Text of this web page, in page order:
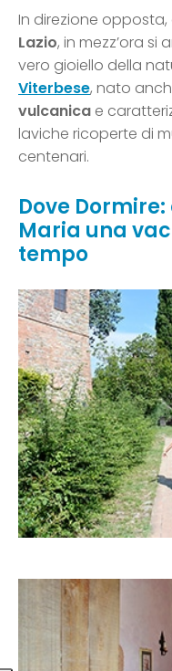
In direzione opposta,
Lazio, in mezz’ora si
vero gioiello della
Viterbese, nato
vulcanica e
laviche ricoperte di
centenari.
Dove
Maria una
tempo